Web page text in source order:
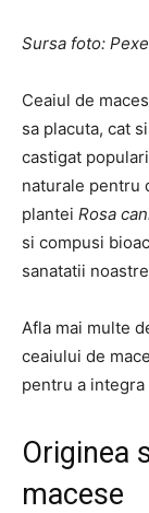
Sursa foto:
Ceaiul de
sa placuta, cat
castigat
naturale pentru
plantei Rosa
si compusi
sanatatii
Afla mai multe
ceaiului de
pentru a
Originea
macese